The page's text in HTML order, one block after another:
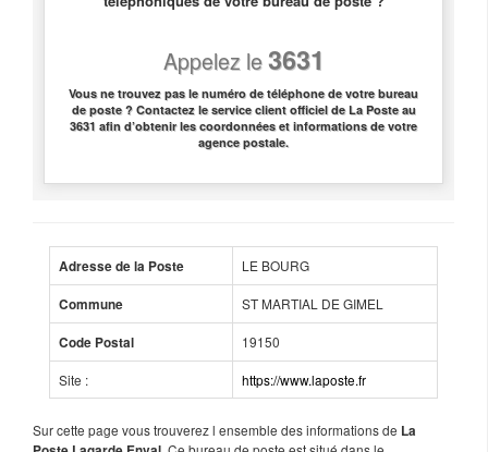
Appelez le3631
Vous ne trouvez pas le numéro de téléphone de votre bureau
de poste ? Contactez le service client officiel de La Poste au
3631 afin d’obtenir les coordonnées et informations de votre
agence postale.
Adresse de la Poste LE BOURG
Commune ST MARTIAL DE GIMEL
Code Postal 19150
Site : https://www.laposte.fr
Sur cette page vous trouverez l ensemble des informations de La